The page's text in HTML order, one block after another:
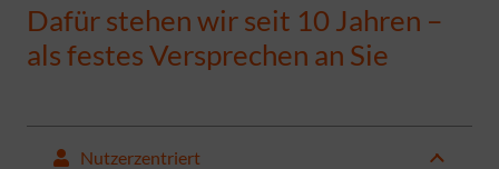
Dafür stehen wir seit 10 Jahren –
als festes Versprechen an Sie
Nutzerzentriert